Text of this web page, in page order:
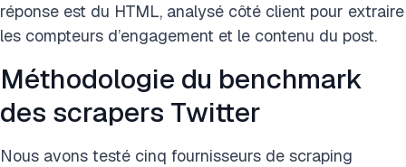
réponse est du HTML, analysé côté client pour extraire
les compteurs d’engagement et le contenu du post.
Méthodologie du benchmark
des scrapers Twitter
Nous avons testé cinq fournisseurs de scraping